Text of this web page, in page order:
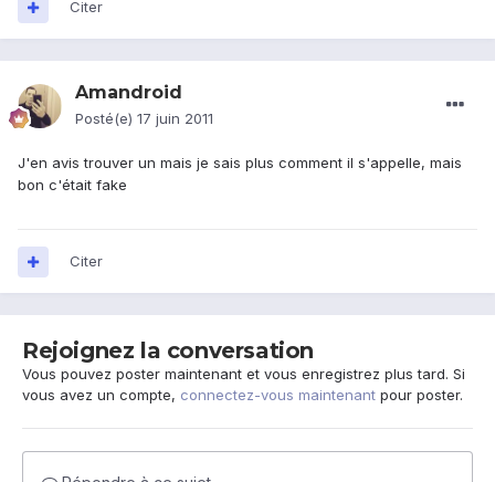
Citer
Amandroid
Posté(e) 17 juin 2011
J'en avis trouver un mais je sais plus comment il s'appelle, mais
bon c'était fake
Citer
Rejoignez la conversation
Vous pouvez poster maintenant et vous enregistrez plus tard. Si
vous avez un compte, connectez-vous maintenant pour poster.